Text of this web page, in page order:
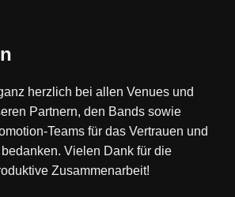
herzlich bei allen Venues und
Partnern, den Bands sowie
Teams für das Vertrauen und
Vielen Dank für die
Zusammenarbeit!